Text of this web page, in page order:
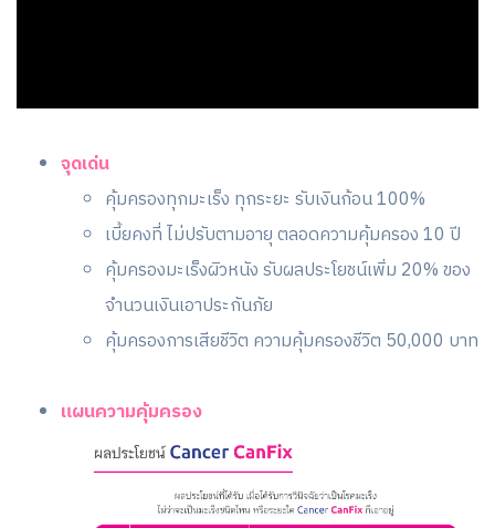
จุดเด่น
คุ้มครองทุกมะเร็ง ทุกระยะ รับเงินก้อน 100%
เบี้ยคงที่ ไม่ปรับตามอายุ ตลอดความคุ้มครอง 10 ปี
คุ้มครองมะเร็งผิวหนัง รับผลประโยชน์เพิ่ม 20% ของ
จำนวนเงินเอาประกันภัย
คุ้มครองการเสียชีวิต ความคุ้มครองชีวิต 50,000 บาท
แผนความคุ้มครอง